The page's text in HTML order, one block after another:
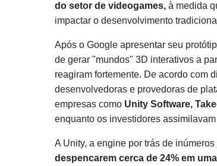
do setor de videogames, à medida
impactar o desenvolvimento
Após o Google apresentar seu
de gerar "mundos" 3D interativos a
reagiram fortemente. De acordo com
desenvolvedoras e provedoras de
empresas como Unity Software,
enquanto os investidores
A Unity, a engine por trás de
despencarem cerca de 24% em